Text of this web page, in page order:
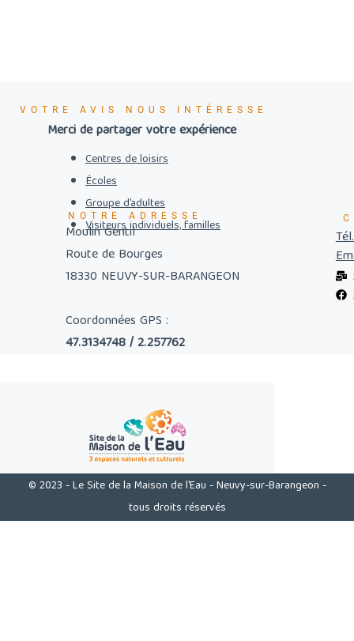
VOTRE AVIS NOUS INTÉRESSE
Merci de partager votre expérience
Centres de loisirs
Écoles
Groupe d’adultes
Visiteurs individuels, familles
NOTRE ADRESSE
Moulin Gentil
Route de Bourges
18330 NEUVY-SUR-BARANGEON
Coordonnées GPS :
47.3134748 / 2.257762
© 2023 - Le Site de la Maison de l'Eau - Neuvy-sur-Barangeon -
tous droits réservés